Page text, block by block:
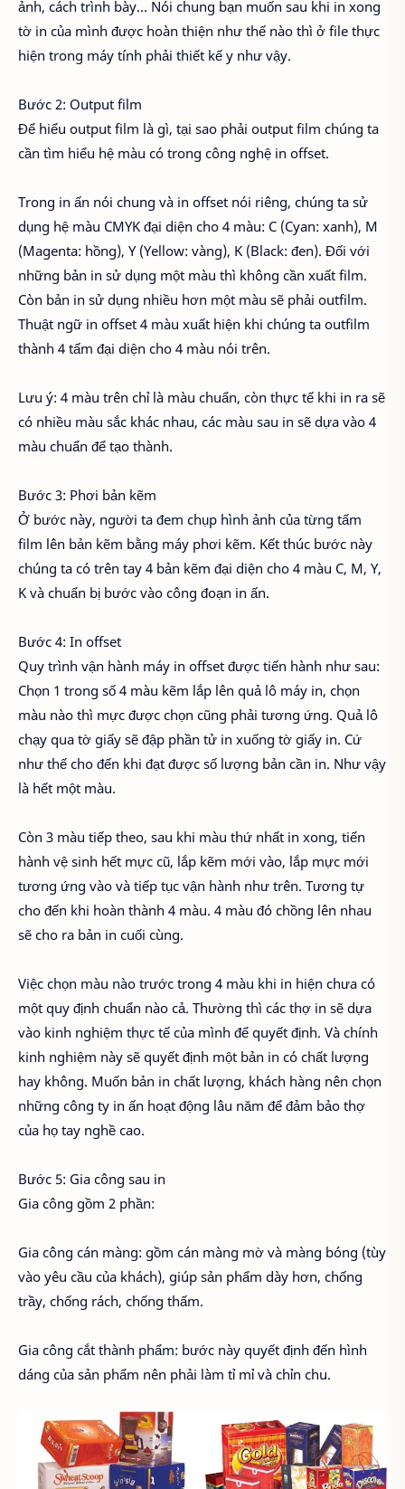
ảnh, cách trình bày… Nói chung bạn muốn sau khi in xong
tờ in của mình được hoàn thiện như thế nào thì ở file thực
hiện trong máy tính phải thiết kế y như vậy.
Bước 2: Output film
Để hiểu output film là gì, tại sao phải output film chúng ta
cần tìm hiểu hệ màu có trong công nghệ in offset.
Trong in ấn nói chung và in offset nói riêng, chúng ta sử
dụng hệ màu CMYK đại diện cho 4 màu: C (Cyan: xanh), M
(Magenta: hồng), Y (Yellow: vàng), K (Black: đen). Đối với
những bản in sử dụng một màu thì không cần xuất film.
Còn bản in sử dụng nhiều hơn một màu sẽ phải outfilm.
Thuật ngữ in offset 4 màu xuất hiện khi chúng ta outfilm
thành 4 tấm đại diện cho 4 màu nói trên.
Lưu ý: 4 màu trên chỉ là màu chuẩn, còn thực tế khi in ra sẽ
có nhiều màu sắc khác nhau, các màu sau in sẽ dựa vào 4
màu chuẩn để tạo thành.
Bước 3: Phơi bản kẽm
Ở bước này, người ta đem chụp hình ảnh của từng tấm
film lên bản kẽm bằng máy phơi kẽm. Kết thúc bước này
chúng ta có trên tay 4 bản kẽm đại diện cho 4 màu C, M, Y,
K và chuẩn bị bước vào công đoạn in ấn.
Bước 4: In offset
Quy trình vận hành máy in offset được tiến hành như sau:
Chọn 1 trong số 4 màu kẽm lắp lên quả lô máy in, chọn
màu nào thì mực được chọn cũng phải tương ứng. Quả lô
chạy qua tờ giấy sẽ đập phần tử in xuống tờ giấy in. Cứ
như thế cho đến khi đạt được số lượng bản cần in. Như vậy
là hết một màu.
Còn 3 màu tiếp theo, sau khi màu thứ nhất in xong, tiến
hành vệ sinh hết mực cũ, lắp kẽm mới vào, lắp mực mới
tương ứng vào và tiếp tục vận hành như trên. Tương tự
cho đến khi hoàn thành 4 màu. 4 màu đó chồng lên nhau
sẽ cho ra bản in cuối cùng.
Việc chọn màu nào trước trong 4 màu khi in hiện chưa có
một quy định chuẩn nào cả. Thường thì các thợ in sẽ dựa
vào kinh nghiệm thực tế của mình để quyết định. Và chính
kinh nghiệm này sẽ quyết định một bản in có chất lượng
hay không. Muốn bản in chất lượng, khách hàng nên chọn
những công ty in ấn hoạt động lâu năm để đảm bảo thợ
của họ tay nghề cao.
Bước 5: Gia công sau in
Gia công gồm 2 phần:
Gia công cán màng: gồm cán màng mờ và màng bóng (tùy
vào yêu cầu của khách), giúp sản phẩm dày hơn, chống
trầy, chống rách, chống thấm.
Gia công cắt thành phẩm: bước này quyết định đến hình
dáng của sản phẩm nên phải làm tỉ mỉ và chỉn chu.